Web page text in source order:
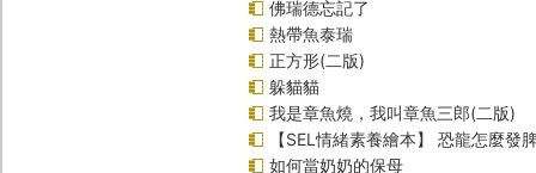
佛瑞德忘記了
熱帶魚泰瑞
正方形(二版)
躲貓貓
我是章魚燒，我叫章魚三郎(二版)
【SEL情緒素養繪本】 恐龍怎麼發
如何當奶奶的保母